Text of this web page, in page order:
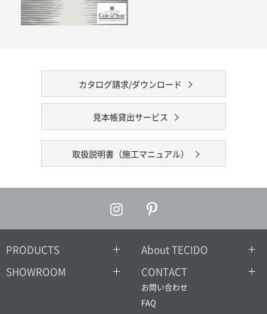
カタログ請求/ダウンロード
見本帳貸出サービス
取扱説明書（施工マニュアル）
PRODUCTS
About TECIDO
SHOWROOM
CONTACT
お問い合わせ
FAQ